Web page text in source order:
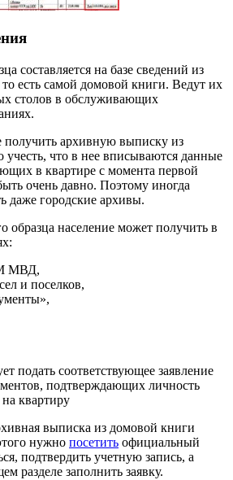
составляется на базе сведений из
есть самой домовой книги. Ведут их
столов в обслуживающих
получить архивную выписку из
что в нее вписываются данные
в квартире с момента первой
очень давно. Поэтому иногда
даже городские архивы.
образца население может получить в
МВД,
и поселков,
подать соответствующее заявление
подтверждающих личность
квартиру
выписка из домовой книги
нужно посетить официальный
подтвердить учетную запись, а
разделе заполнить заявку.